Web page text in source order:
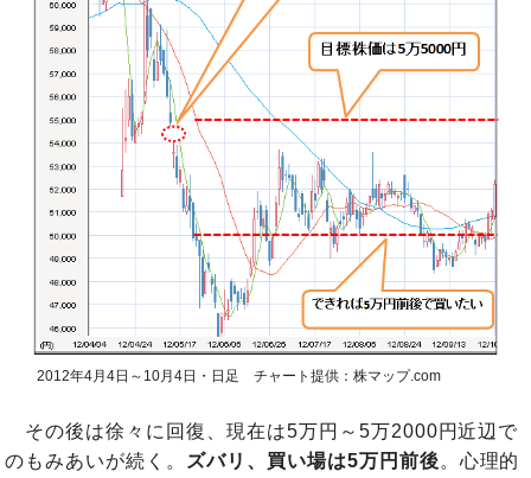
2012年4月4日～10月4日・日足 チャート提供：株マップ.com
その後は徐々に回復、現在は5万円～5万2000円近辺で
のもみあいが続く。
ズバリ、買い場は5万円前後。心理的